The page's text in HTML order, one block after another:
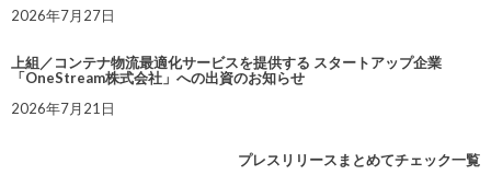
2026年7月27日
上組／コンテナ物流最適化サービスを提供する スタートアップ企業
「OneStream株式会社」への出資のお知らせ
2026年7月21日
プレスリリースまとめてチェック一覧